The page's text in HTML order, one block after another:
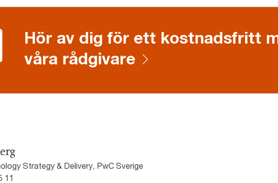
Hör av dig för ett kostnadsfritt
våra rådgivare
Strategy & Delivery, PwC Sverige
11